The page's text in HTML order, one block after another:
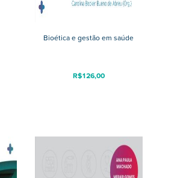
Bioética e gestão em saúde
R$126,00